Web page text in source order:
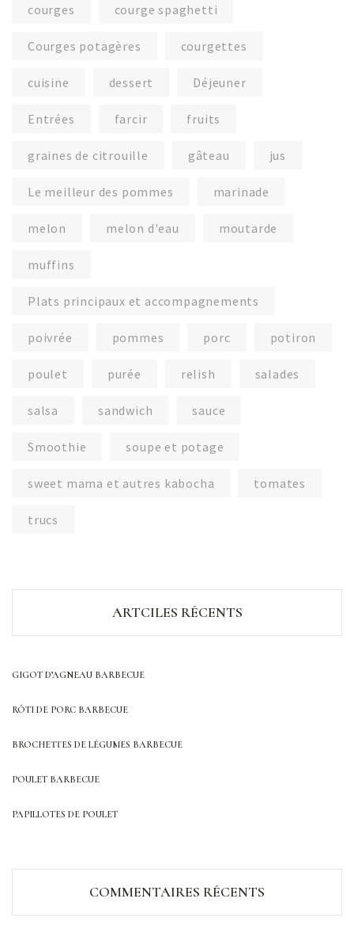
courges courge spaghetti
Courges potagères courgettes
cuisine dessert Déjeuner
Entrées farcir fruits
graines de citrouille gâteau jus
Le meilleur des pommes marinade
melon melon d'eau moutarde
muffins
Plats principaux et accompagnements
poivrée pommes porc potiron
poulet purée relish salades
salsa sandwich sauce
Smoothie soupe et potage
sweet mama et autres kabocha tomates
trucs
ARTCILES RÉCENTS
GIGOT D’AGNEAU BARBECUE
RÔTI DE PORC BARBECUE
BROCHETTES DE LÉGUMES BARBECUE
POULET BARBECUE
PAPILLOTES DE POULET
COMMENTAIRES RÉCENTS